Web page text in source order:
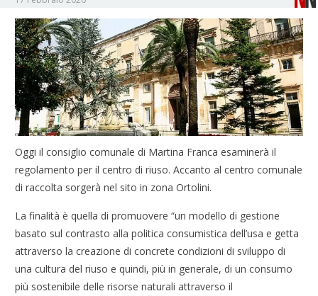
Oggi il consiglio comunale di Martina Franca esaminerà il
regolamento per il centro di riuso. Accanto al centro comunale
di raccolta sorgerà nel sito in zona Ortolini.
La finalità è quella di promuovere “un modello di gestione
basato sul contrasto alla politica consumistica dell’usa e getta
attraverso la creazione di concrete condizioni di sviluppo di
una cultura del riuso e quindi, più in generale, di un consumo
più sostenibile delle risorse naturali attraverso il